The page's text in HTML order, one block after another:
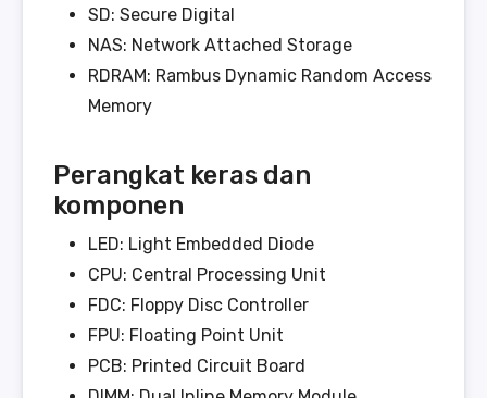
SD: Secure Digital
NAS: Network Attached Storage
RDRAM: Rambus Dynamic Random Access
Memory
Perangkat keras dan
komponen
LED: Light Embedded Diode
CPU: Central Processing Unit
FDC: Floppy Disc Controller
FPU: Floating Point Unit
PCB: Printed Circuit Board